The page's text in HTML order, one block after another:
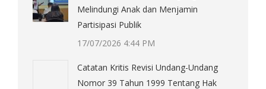
Melindungi Anak dan Menjamin
Partisipasi Publik
17/07/2026 4:44 PM
Catatan Kritis Revisi Undang-Undang
Nomor 39 Tahun 1999 Tentang Hak